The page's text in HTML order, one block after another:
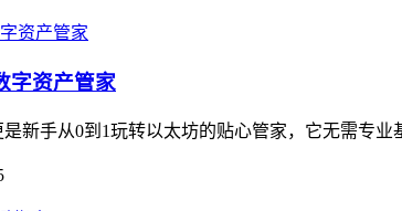
字资产管家
新手从0到1玩转以太坊的贴心管家，它无需专